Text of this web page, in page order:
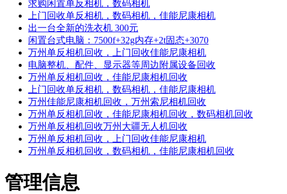
求购闲置单反相机，数码相机
上门回收单反相机，数码相机，佳能尼康相机
出一台全新的洗衣机 300元
闲置台式电脑：7500f+32g内存+2t固态+3070
万州单反相机回收，上门回收佳能尼康相机
电脑整机、配件、显示器等周边附属设备回收
万州单反相机回收，佳能尼康相机回收
上门回收单反相机，数码相机，佳能尼康相机
万州佳能尼康相机回收，万州索尼相机回收
万州单反相机回收，佳能尼康相机回收，数码相机回收
万州单反相机回收万州大疆无人机回收
万州单反相机回收，上门回收佳能尼康相机
万州单反相机回收，数码相机，佳能尼康相机回收
管理信息